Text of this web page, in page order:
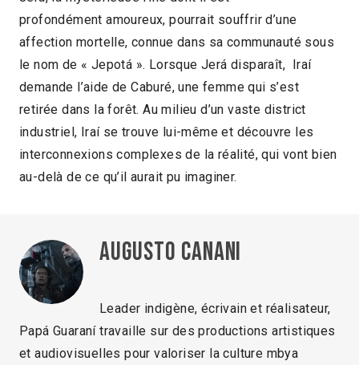
profondément amoureux, pourrait souffrir d’une
affection mortelle, connue dans sa communauté sous
le nom de « Jepotá ». Lorsque Jerá disparaît, Iraí
demande l’aide de Caburé, une femme qui s’est
retirée dans la forêt. Au milieu d’un vaste district
industriel, Iraí se trouve lui-même et découvre les
interconnexions complexes de la réalité, qui vont bien
au-delà de ce qu’il aurait pu imaginer.
Augusto Canani
Leader indigène, écrivain et réalisateur,
Papá Guaraní travaille sur des productions artistiques
et audiovisuelles pour valoriser la culture mbya